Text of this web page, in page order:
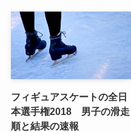
フィギュアスケートの全日
本選手権2018 男子の滑走
順と結果の速報